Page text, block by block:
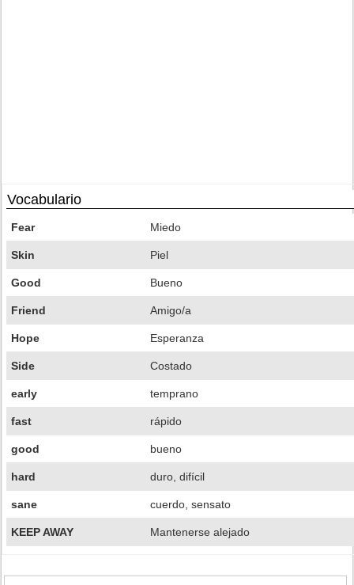
Vocabulario
Fear Miedo
Skin Piel
Good Bueno
Friend Amigo/a
Hope Esperanza
Side Costado
early temprano
fast rápido
good bueno
hard duro, difícil
sane cuerdo, sensato
KEEP AWAY Mantenerse alejado